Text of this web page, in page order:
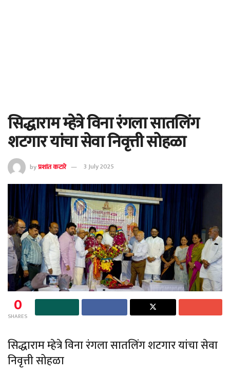
सिद्धाराम म्हेत्रे विना रंगला सातलिंग
शटगार यांचा सेवा निवृत्ती सोहळा
byप्रशांत कटारे 3 July 2025
0
SHARES
सिद्धाराम म्हेत्रे विना रंगला सातलिंग शटगार यांचा सेवा
निवृत्ती सोहळा